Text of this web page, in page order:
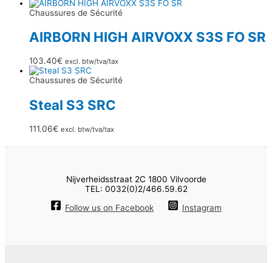
Chaussures de Sécurité
AIRBORN HIGH AIRVOXX S3S FO SR
103.40€ excl. btw/tva/tax
Chaussures de Sécurité
Steal S3 SRC
111.06€ excl. btw/tva/tax
Nijverheidsstraat 2C 1800 Vilvoorde
TEL: 0032(0)2/466.59.62
Follow us on Facebook
Instagram